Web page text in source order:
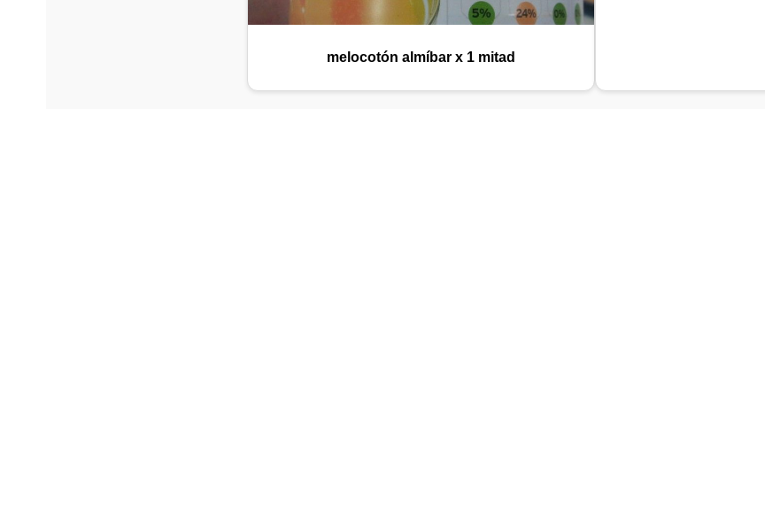
melocotón almíbar x 1 mitad